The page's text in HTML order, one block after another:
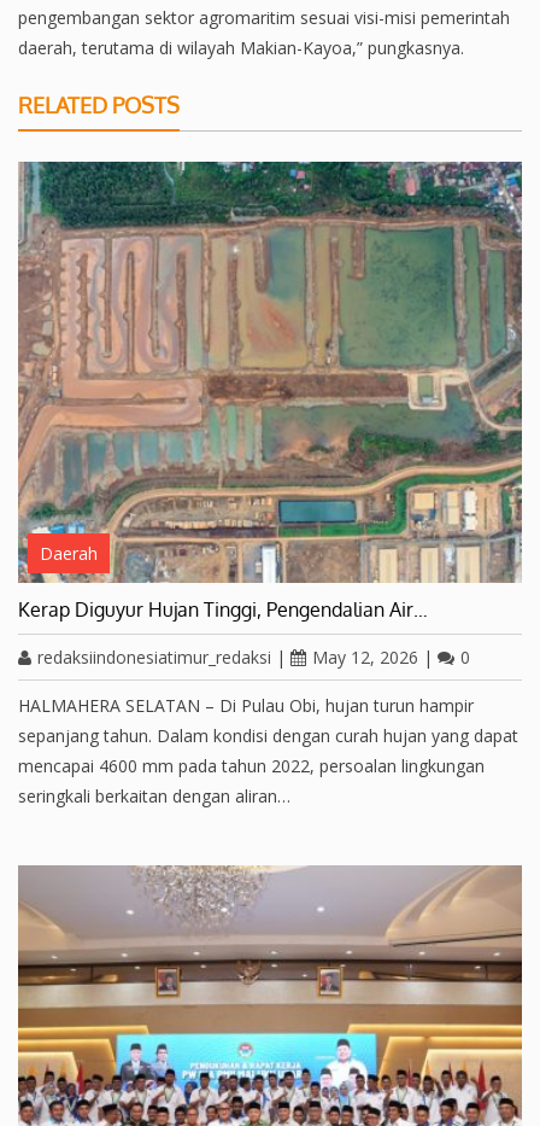
pengembangan sektor agromaritim sesuai visi-misi pemerintah
daerah, terutama di wilayah Makian-Kayoa,” pungkasnya.
RELATED POSTS
Daerah
Kerap Diguyur Hujan Tinggi, Pengendalian Air…
redaksiindonesiatimur_redaksi | May 12, 2026 | 0
HALMAHERA SELATAN – Di Pulau Obi, hujan turun hampir
sepanjang tahun. Dalam kondisi dengan curah hujan yang dapat
mencapai 4600 mm pada tahun 2022, persoalan lingkungan
seringkali berkaitan dengan aliran…